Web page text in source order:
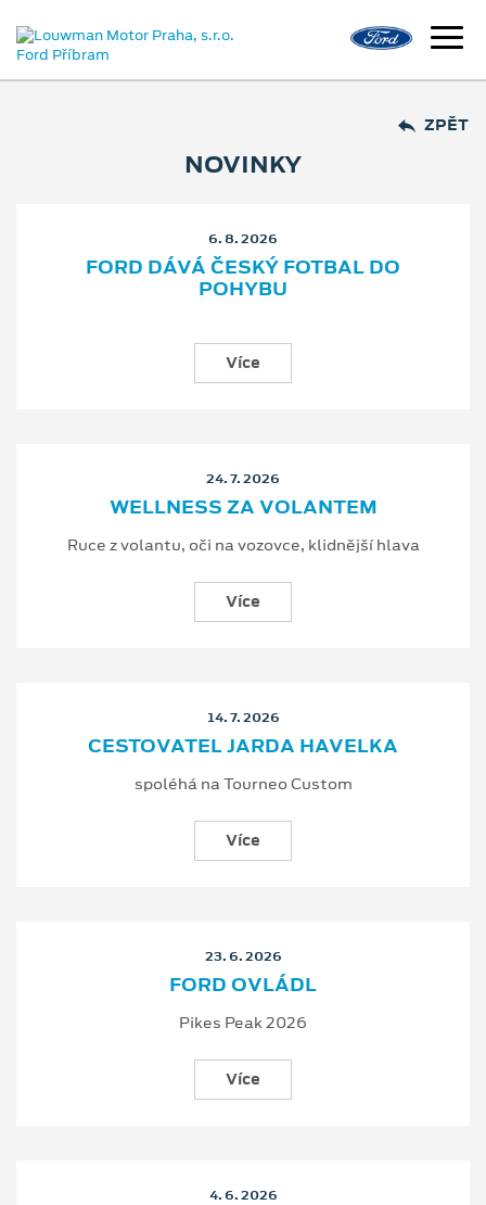
ZPĚT
NOVINKY
6. 8. 2026
FORD DÁVÁ ČESKÝ FOTBAL DO
POHYBU
Více
24. 7. 2026
WELLNESS ZA VOLANTEM
Ruce z volantu, oči na vozovce, klidnější hlava
Více
14. 7. 2026
CESTOVATEL JARDA HAVELKA
spoléhá na Tourneo Custom
Více
23. 6. 2026
FORD OVLÁDL
Pikes Peak 2026
Více
4. 6. 2026